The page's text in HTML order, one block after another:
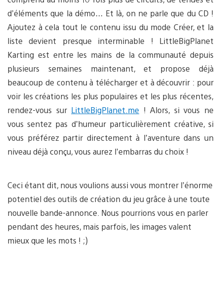
d’éléments que la démo… Et là, on ne parle que du CD !
Ajoutez à cela tout le contenu issu du mode Créer, et la
liste devient presque interminable ! LittleBigPlanet
Karting est entre les mains de la communauté depuis
plusieurs semaines maintenant, et propose déjà
beaucoup de contenu à télécharger et à découvrir : pour
voir les créations les plus populaires et les plus récentes,
rendez-vous sur LittleBigPlanet.me ! Alors, si vous ne
vous sentez pas d’humeur particulièrement créative, si
vous préférez partir directement à l’aventure dans un
niveau déjà conçu, vous aurez l’embarras du choix !
Ceci étant dit, nous voulions aussi vous montrer l’énorme
potentiel des outils de création du jeu grâce à une toute
nouvelle bande-annonce. Nous pourrions vous en parler
pendant des heures, mais parfois, les images valent
mieux que les mots ! ;)